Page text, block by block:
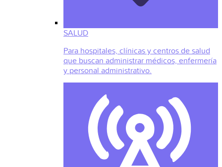
SALUD
Para hospitales, clínicas y centros de salud
que buscan administrar médicos, enfermería
y personal administrativo.